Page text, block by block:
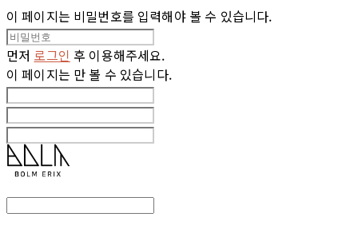
이 페이지는 비밀번호를 입력해야 볼 수 있습니다.
먼저 로그인 후 이용해주세요.
이 페이지는 만 볼 수 있습니다.